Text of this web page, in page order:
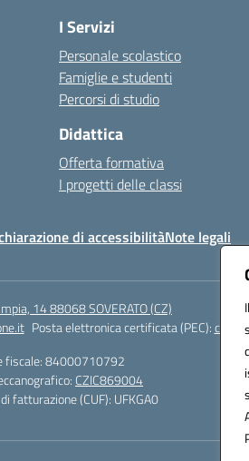
I Servizi
Personale scolastico
Famiglie e studenti
Percorsi di studio
Didattica
Offerta formativa
I progetti delle classi
di accessibilitàNote legali
14 88068 SOVERATO (CZ)
Posta elettronica certificata (PEC):
fiscale: 84000710792
CZIC869004
fatturazione (CUF): UFKGA0